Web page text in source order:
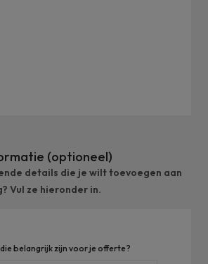
(optioneel)
details die je wilt toevoegen aan
Vul ze hieronder in.
belangrijk zijn voor je offerte?